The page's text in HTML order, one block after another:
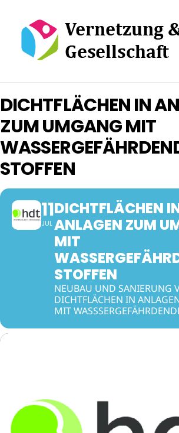
content
DICHTFLÄCHEN IN
ZUM UMGANG MIT
STOFFEN
11
JUL
DICHTFLÄCHEN
ANLAGEN ZUM
MIT
STOFFEN
NEUBAU UND SANIERUNG
DICHTFLÄCHEN IN
MIT